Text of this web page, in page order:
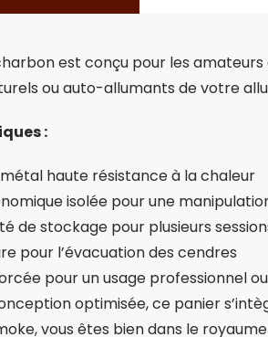
est conçu pour les
ou auto-allumants de votre
:
haute résistance à la chaleur
isolée pour une
de stockage pour plusieurs
pour l’évacuation des cendres
pour un usage professionnel
optimisée, ce panier
vous êtes bien dans le